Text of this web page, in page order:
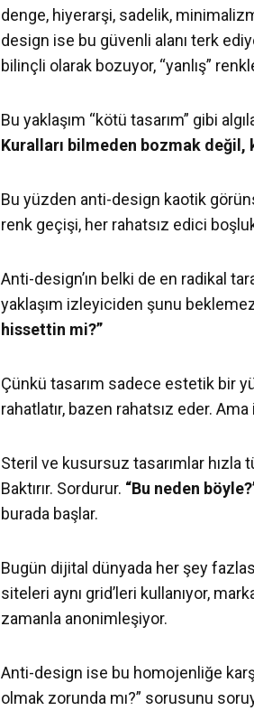
denge, hiyerarşi, sadelik,
design ise bu güvenli alanı terk
bilinçli olarak bozuyor, “yanlış”
Bu yaklaşım “kötü tasarım” gibi
Kuralları bilmeden bozmak
Bu yüzden anti-design kaotik
renk geçişi, her rahatsız edici
Anti-design’ın belki de en radikal
yaklaşım izleyiciden şunu
hissettin mi?”
Çünkü tasarım sadece estetik bir
rahatlatır, bazen rahatsız eder.
Steril ve kusursuz tasarımlar
Baktırır. Sordurur. “Bu neden
burada başlar.
Bugün dijital dünyada her şey
siteleri aynı grid’leri kullanıyor,
zamanla anonimleşiyor.
Anti-design ise bu homojenliğe
olmak zorunda mı?” sorusunu